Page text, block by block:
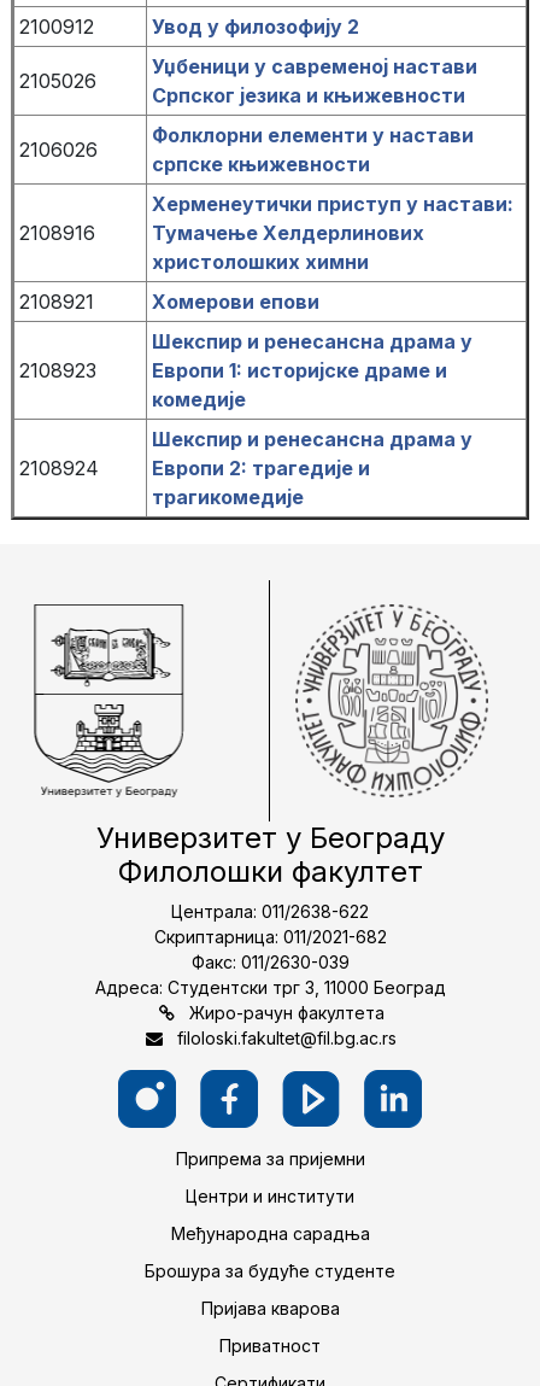
2100912
Увод у филозофију 2
2105026
Уџбеници у савременој настави
Српског језика и књижевности
2106026
Фолклорни елементи у настави
српске књижевности
2108916
Херменеутички приступ у настави:
Тумачење Хелдерлинових
христолошких химни
2108921
Хомерови епови
2108923
Шекспир и ренесансна драма у
Европи 1: историјске драме и
комедије
2108924
Шекспир и ренесансна драма у
Европи 2: трагедије и
трагикомедије
Универзитет у Београду
Филолошки факултет
Централа: 011/2638-622
Скриптарница: 011/2021-682
Факс: 011/2630-039
Адреса: Студентски трг 3, 11000 Београд
Жиро-рачун факултета
filoloski.fakultet@fil.bg.ac.rs
Припрема за пријемни
Центри и институти
Међународна сарадња
Брошура за будуће студенте
Пријава кварова
Приватност